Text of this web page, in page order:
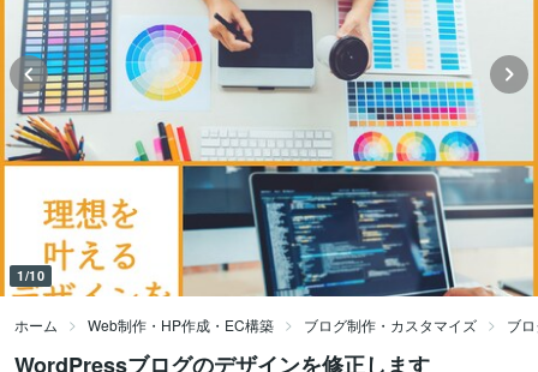
1/10
ホーム Web制作・HP作成・EC構築 ブログ制作・カスタマイズ ブ
WordPressブログのデザインを修正します